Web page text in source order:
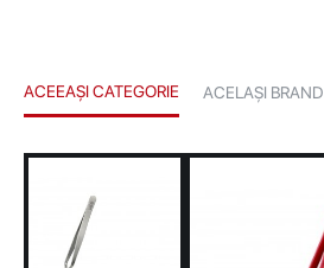
ACEEAȘI CATEGORIE ACELAȘI BRAND